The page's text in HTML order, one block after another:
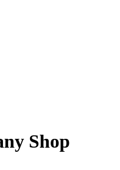
Shop